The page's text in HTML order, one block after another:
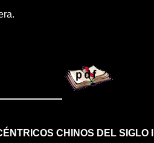
CHINOS DEL SIGLO III